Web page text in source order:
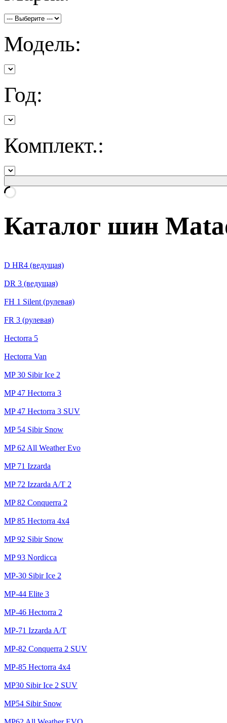
Модель:
Год:
Комплект.:
Каталог шин
D HR4 (ведущая)
DR 3 (ведущая)
FH 1 Silent (рулевая)
FR 3 (рулевая)
Hectorra 5
Hectorra Van
MP 30 Sibir Ice 2
MP 47 Hectorra 3
MP 47 Hectorra 3 SUV
MP 54 Sibir Snow
MP 62 All Weather Evo
MP 71 Izzarda
MP 72 Izzarda A/T 2
MP 82 Conquerra 2
MP 85 Hectorra 4x4
MP 92 Sibir Snow
MP 93 Nordicca
MP-30 Sibir Ice 2
MP-44 Elite 3
MP-46 Hectorra 2
MP-71 Izzarda A/T
MP-82 Conquerra 2 SUV
MP-85 Hectorra 4x4
MP30 Sibir Ice 2 SUV
MP54 Sibir Snow